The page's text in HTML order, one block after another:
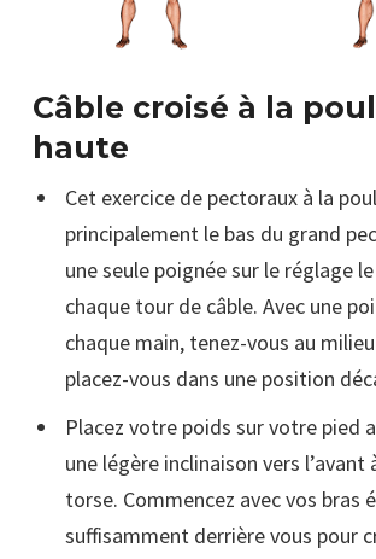
Câble croisé à la
haute
Cet exercice de pectoraux à la
principalement le bas du grand
une seule poignée sur le réglage
chaque tour de câble. Avec une
chaque main, tenez-vous au
placez-vous dans une position
Placez votre poids sur votre pied
une légère inclinaison vers
torse. Commencez avec vos bras
suffisamment derrière vous pour